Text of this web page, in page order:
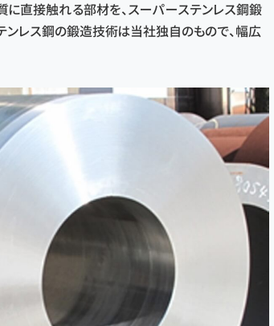
に直接触れる部材を、スーパーステンレス鋼鍛
レス鋼の鍛造技術は当社独自のもので、幅広